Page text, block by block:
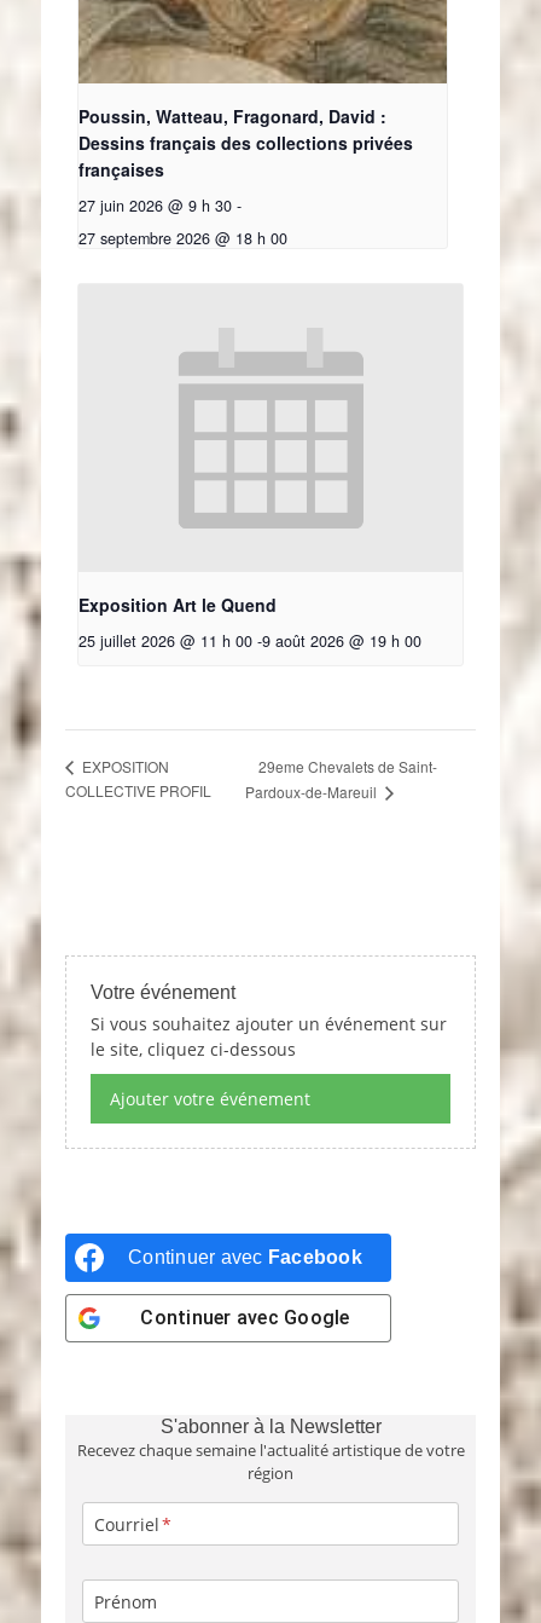
Poussin, Watteau, Fragonard, David :
Dessins français des collections privées
françaises
27 juin 2026 @ 9 h 30 -
27 septembre 2026 @ 18 h 00
Exposition Art le Quend
25 juillet 2026 @ 11 h 00 -9 août 2026 @ 19 h 00
EXPOSITION
COLLECTIVE PROFIL
29eme Chevalets de Saint-
Pardoux-de-Mareuil
Votre événement
Si vous souhaitez ajouter un événement sur
le site, cliquez ci-dessous
Ajouter votre événement
Continuer avec Facebook
Continuer avec Google
S'abonner à la Newsletter
Recevez chaque semaine l'actualité artistique de votre
région
Courriel
Prénom